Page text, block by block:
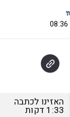
האזינו לכתבה
1:33 דקות